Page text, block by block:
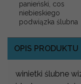
panieński, cos
niebieskiego
podwiązka ślubna
OPIS PRODUKTU
winietki ślubne